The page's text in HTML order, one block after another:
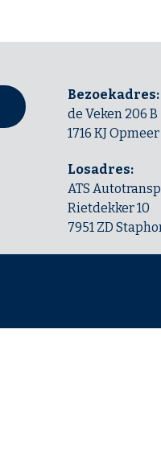
Bezoekadres:
de Veken 206 B
1716 KJ Opmeer
Losadres:
ATS
Rietdekker 10
7951 ZD